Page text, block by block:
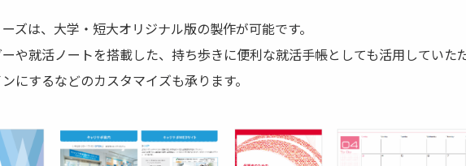
ズは、大学・短大オリジナル版の製作が可能です。
や就活ノートを搭載した、持ち歩きに便利な就活手帳としても活用してい
にするなどのカスタマイズも承ります。